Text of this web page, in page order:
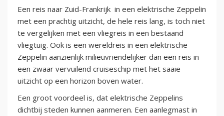
Een reis naar Zuid-Frankrijk in een elektrische Zeppelin
met een prachtig uitzicht, de hele reis lang, is toch niet
te vergelijken met een vliegreis in een bestaand
vliegtuig. Ook is een wereldreis in een elektrische
Zeppelin aanzienlijk milieuvriendelijker dan een reis in
een zwaar vervuilend cruiseschip met het saaie
uitzicht op een horizon boven water.
Een groot voordeel is, dat elektrische Zeppelins
dichtbij steden kunnen aanmeren. Een aanlegmast in